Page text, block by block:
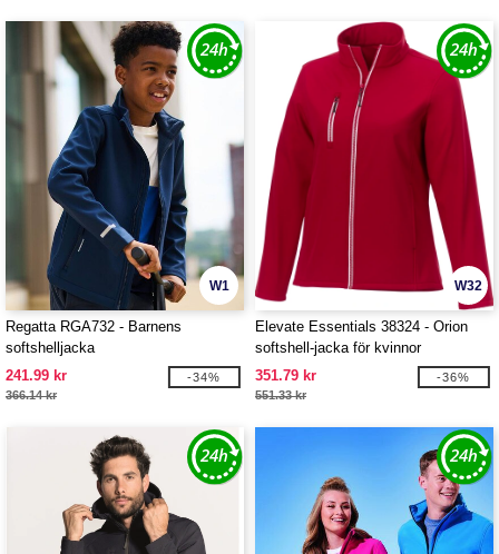
W1
Regatta RGA732 - Barnens
softshelljacka
241.99 kr
366.14 kr
-34%
W32
Elevate Essentials 38324 - Orion
softshell-jacka för kvinnor
351.79 kr
551.33 kr
-36%